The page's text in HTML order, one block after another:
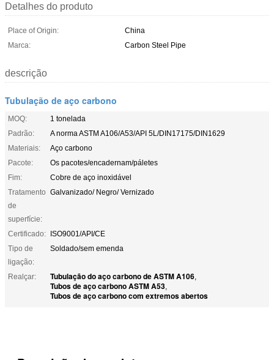
Detalhes do produto
Place of Origin:
China
Marca:
Carbon Steel Pipe
descrição
Tubulação de aço carbono
MOQ:
1 tonelada
Padrão:
A norma ASTM A106/A53/API 5L/DIN17175/DIN1629
Materiais:
Aço carbono
Pacote:
Os pacotes/encadernam/páletes
Fim:
Cobre de aço inoxidável
Tratamento
de
superfície:
Galvanizado/ Negro/ Vernizado
Certificado: ISO9001/API/CE
Tipo de
ligação:
Soldado/sem emenda
Realçar: Tubulação do aço carbono de ASTM A106,
Tubos de aço carbono ASTM A53,
Tubos de aço carbono com extremos abertos